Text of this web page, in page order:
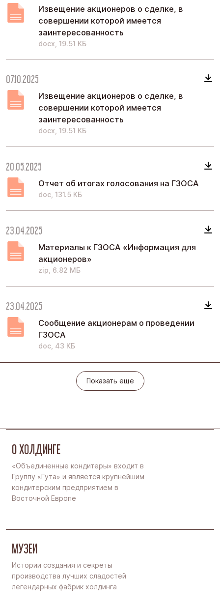
Извещение акционеров о сделке, в
совершении которой имеется
заинтересованность
docx, 19.51 КБ
07.10.2025
Извещение акционеров о сделке, в
совершении которой имеется
заинтересованность
docx, 19.51 КБ
20.05.2025
Отчет об итогах голосования на ГЗОСА
doc, 131.5 КБ
23.04.2025
Материалы к ГЗОСА «Информация для
акционеров»
zip, 6.82 МБ
23.04.2025
Сообщение акционерам о проведении
ГЗОСА
doc, 43 КБ
Показать еще
Показать еще
О ХОЛДИНГЕ
«Объединенные кондитеры» входит в
Группу «Гута» и является крупнейшим
кондитерским предприятием в
Восточной Европе
МУЗЕИ
Истории создания и секреты
производства лучших сладостей
легендарных фабрик холдинга